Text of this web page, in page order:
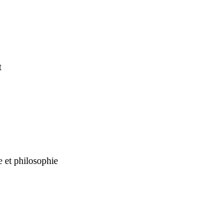
et philosophie